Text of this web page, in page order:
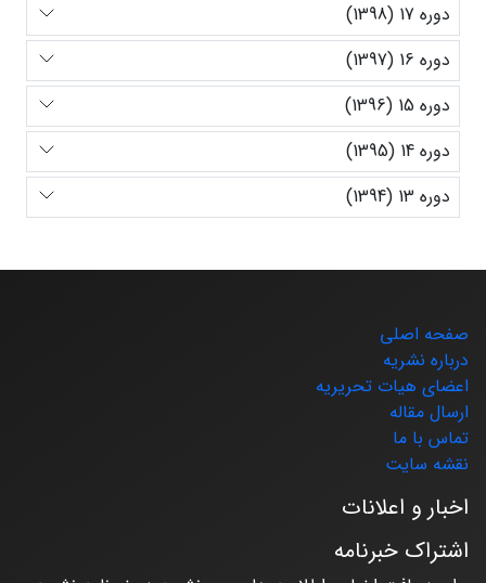
دوره 17 (1398)
دوره 16 (1397)
دوره 15 (1396)
دوره 14 (1395)
دوره 13 (1394)
صفحه اصلی
درباره نشریه
اعضای هیات تحریریه
ارسال مقاله
تماس با ما
نقشه سایت
اخبار و اعلانات
اشتراک خبرنامه